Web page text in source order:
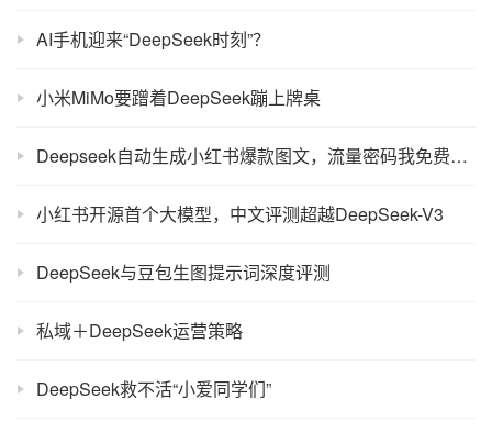
AI手机迎来“DeepSeek时刻”？
小米MiMo要蹭着DeepSeek蹦上牌桌
Deepseek自动生成小红书爆款图文，流量密码我免费送！！
小红书开源首个大模型，中文评测超越DeepSeek-V3
DeepSeek与豆包生图提示词深度评测
私域＋DeepSeek运营策略
DeepSeek救不活“小爱同学们”